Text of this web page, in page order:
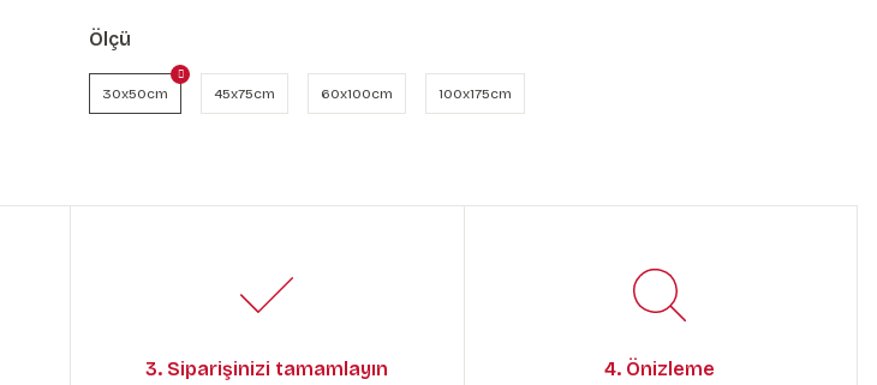
Ölçü
30x50cm 45x75cm 60x100cm 100x175cm
3. Siparişinizi tamamlayın 4. Önizleme